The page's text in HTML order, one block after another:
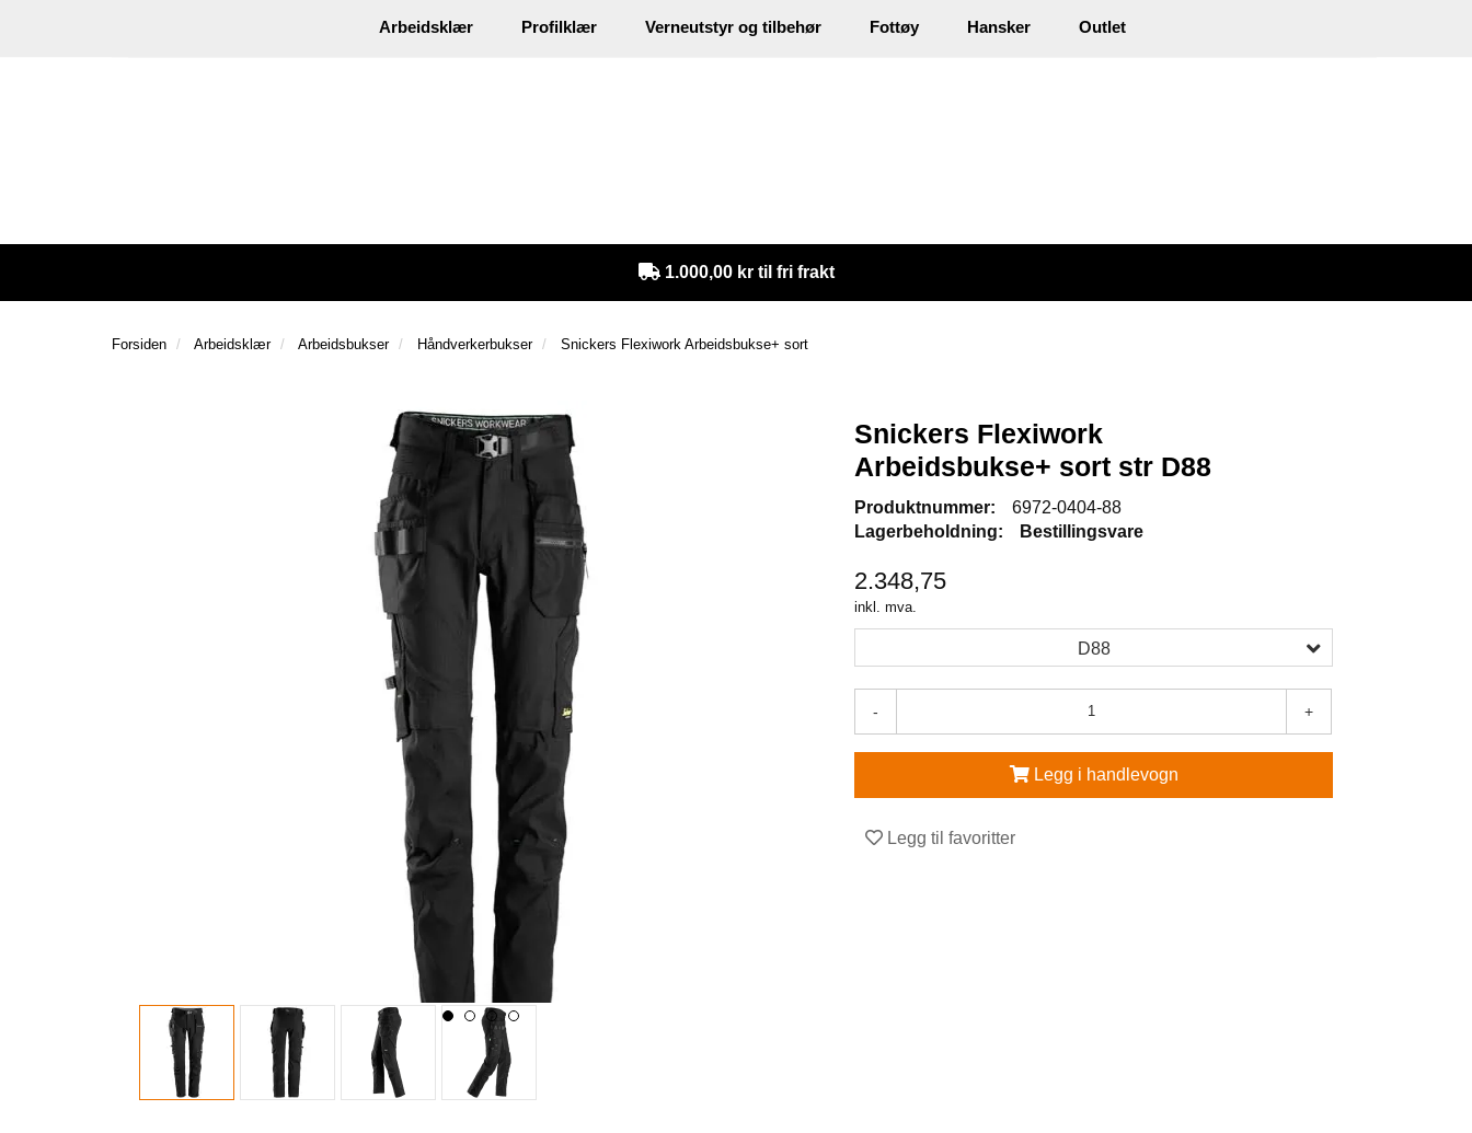
inkl. mva. Min side
Arbeidsklær Profilklær Verneutstyr og tilbehør Fottøy Hansker Outlet
1.000,00 kr til fri frakt
Forsiden Arbeidsklær Arbeidsbukser Håndverkerbukser Snickers Flexiwork Arbeidsbukse+ sort
Snickers Flexiwork
Arbeidsbukse+ sort str D88
Produktnummer:
6972-0404-88
Lagerbeholdning:
Bestillingsvare
2.348,75
inkl. mva.
D88
- +
Legg i handlevogn
Legg til favoritter